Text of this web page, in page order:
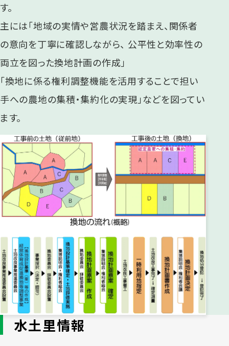
す。
主には「地域の実情や営農状況を踏まえ、関係者
の意向を丁寧に確認しながら、 公平性と効率性の
両立を図った換地計画の作成」
「換地に係る権利調整機能を活用することで担い
手への農地の集積・集約化の実現」などを図ってい
ます。
水土里情報